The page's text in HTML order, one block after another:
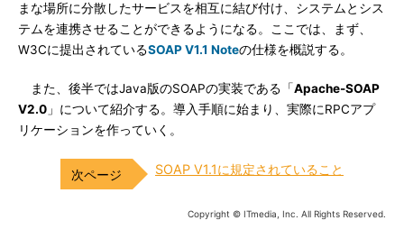
まな場所に分散したサービスを相互に結び付け、システムとシス
テムを連携させることができるようになる。ここでは、まず、
W3Cに提出されているSOAP V1.1 Noteの仕様を概説する。
また、後半ではJava版のSOAPの実装である「Apache-SOAP
V2.0 」について紹介する。導入手順に始まり、実際にRPCアプ
リケーションを作っていく。
SOAP V1.1に規定されていること
Copyright © ITmedia, Inc. All Rights Reserved.